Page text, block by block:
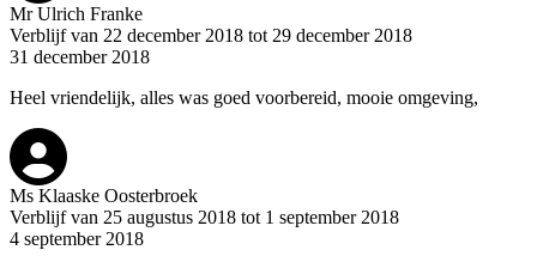
Mr Ulrich Franke
Verblijf van 22 december 2018 tot 29 december 2018
31 december 2018
Heel vriendelijk, alles was goed voorbereid, mooie omgeving,
Ms Klaaske Oosterbroek
Verblijf van 25 augustus 2018 tot 1 september 2018
4 september 2018